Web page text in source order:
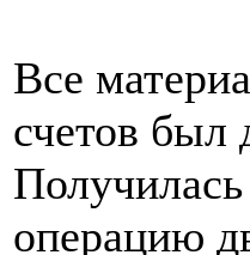
Все
счетов был
операцию